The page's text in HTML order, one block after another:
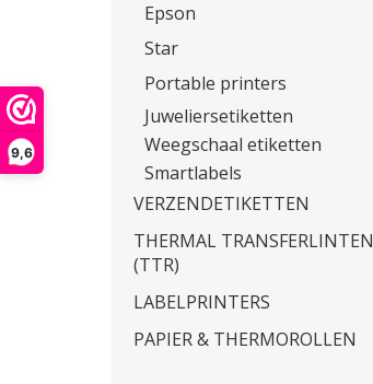
9,6
Epson
Star
Portable printers
Juweliersetiketten
Weegschaal etiketten
Smartlabels
VERZENDETIKETTEN
THERMAL TRANSFERLINTEN
(TTR)
LABELPRINTERS
PAPIER & THERMOROLLEN